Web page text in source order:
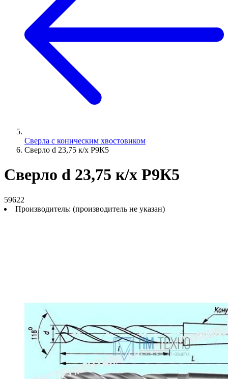
Сверла с коническим хвостовиком
Сверло d 23,75 к/х Р9К5
Сверло d 23,75 к/х Р9К5
59622
Производитель: (производитель не указан)